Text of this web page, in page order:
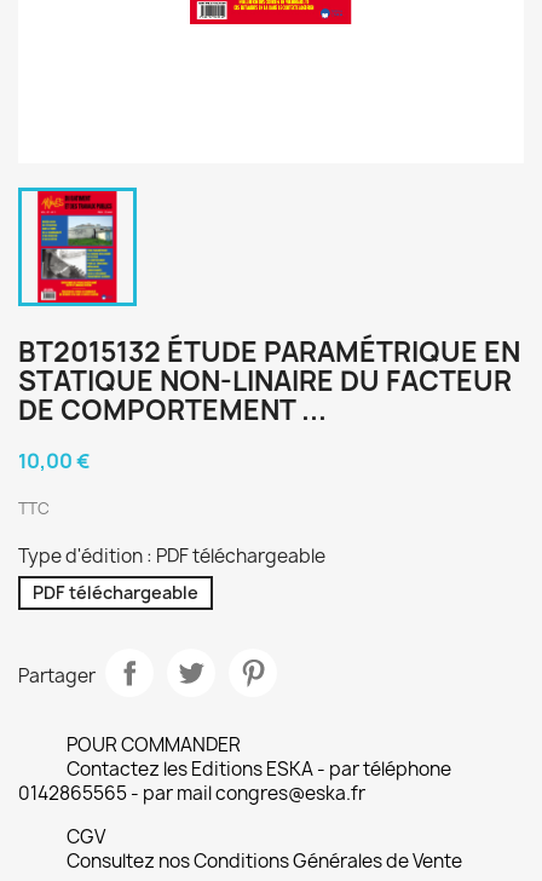
BT2015132 ÉTUDE PARAMÉTRIQUE EN
STATIQUE NON-LINAIRE DU FACTEUR
DE COMPORTEMENT ...
10,00 €
TTC
Type d'édition : PDF téléchargeable
PDF téléchargeable
Partager
POUR COMMANDER
Contactez les Editions ESKA - par téléphone
0142865565 - par mail congres@eska.fr
CGV
Consultez nos Conditions Générales de Vente